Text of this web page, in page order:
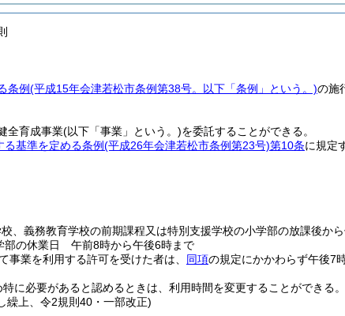
条例(平成15年会津若松市条例第38号。以下「条例」という。)の施
全育成事業(以下「事業」という。)を委託することができる。
基準を定める条例(平成26年会津若松市条例第23号)第10条に規定
、義務教育学校の前期課程又は特別支援学校の小学部の放課後か
部の休業日 午前8時から午後6時まで
事業を利用する許可を受けた者は、 同項の規定にかかわらず午後7
に必要があると認めるときは、利用時間を変更することができる。
繰上、令2規則40・一部改正)